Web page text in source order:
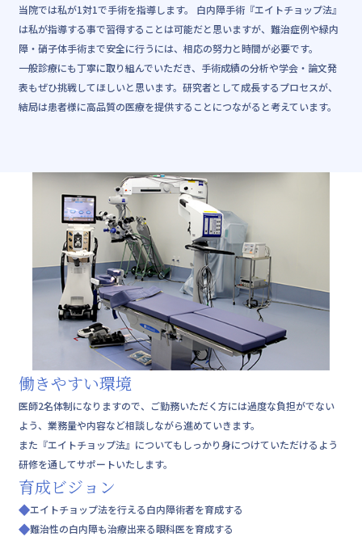
当院では私が1対1で手術を指導します。 白内障手術『エイトチョップ法』
は私が指導する事で習得することは可能だと思いますが、難治症例や緑内
障・硝子体手術まで安全に行うには、相応の努力と時間が必要です。
一般診療にも丁寧に取り組んでいただき、手術成績の分析や学会・論文発
表もぜひ挑戦してほしいと思います。研究者として成長するプロセスが、
結局は患者様に高品質の医療を提供することにつながると考えています。
働きやすい環境
医師2名体制になりますので、ご勤務いただく方には過度な負担がでない
よう、業務量や内容など相談しながら進めていきます。
また『エイトチョップ法』についてもしっかり身につけていただけるよう
研修を通してサポートいたします。
育成ビジョン
エイトチョップ法を行える白内障術者を育成する
難治性の白内障も治療出来る眼科医を育成する